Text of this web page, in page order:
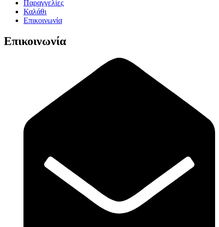
Παραγγελίες
Καλάθι
Επικοινωνία
Επικοινωνία